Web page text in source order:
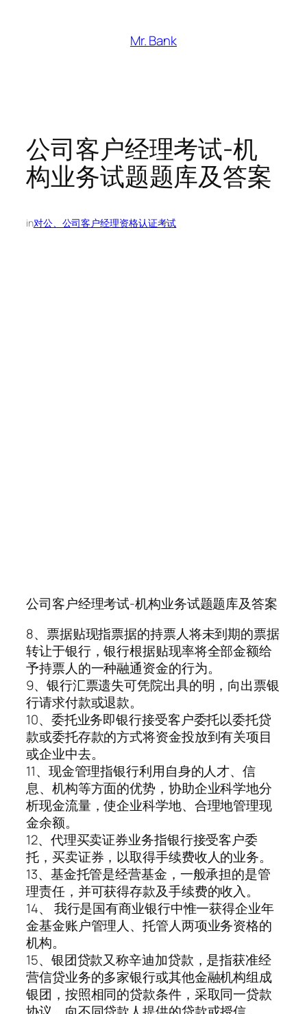
Mr. Bank
公司客户经理考试-机
构业务试题题库及答案
in对公、公司客户经理资格认证考试
公司客户经理考试-机构业务试题题库及答案
8、票据贴现指票据的持票人将未到期的票据
转让于银行，银行根据贴现率将全部金额给
予持票人的一种融通资金的行为。
9、银行汇票遗失可凭院出具的明，向出票银
行请求付款或退款。
10、委托业务即银行接受客户委托以委托贷
款或委托存款的方式将资金投放到有关项目
或企业中去。
11、现金管理指银行利用自身的人才、信
息、机构等方面的优势，协助企业科学地分
析现金流量，使企业科学地、合理地管理现
金余额。
12、代理买卖证券业务指银行接受客户委
托，买卖证券，以取得手续费收人的业务。
13、基金托管是经营基金，一般承担的是管
理责任，并可获得存款及手续费的收入。
14、 我行是国有商业银行中惟一获得企业年
金基金账户管理人、托管人两项业务资格的
机构。
15、银团贷款又称辛迪加贷款，是指获准经
营信贷业务的多家银行或其他金融机构组成
银团，按照相同的贷款条件，采取同一贷款